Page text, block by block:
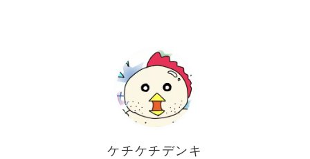
ケチケチデンキ